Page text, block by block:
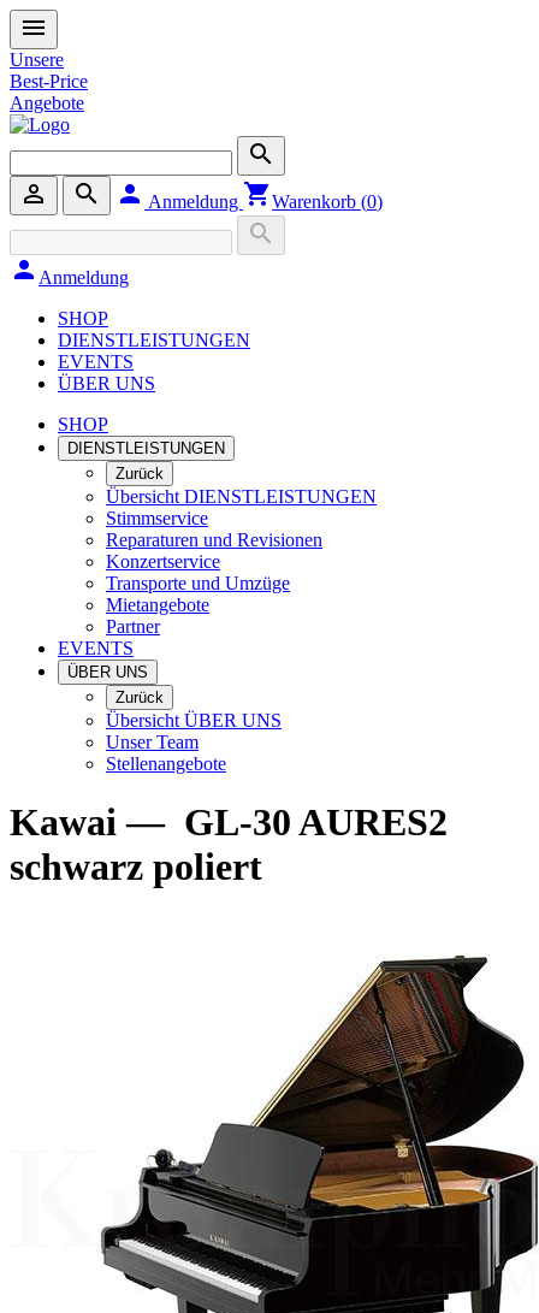
menu
Unsere
Best-Price
Angebote
search
person_outline
search person Anmeldung shopping_cartWarenkorb (0)
search
person Anmeldung
SHOP
DIENSTLEISTUNGEN
EVENTS
ÜBER UNS
SHOP
DIENSTLEISTUNGEN
Zurück
Übersicht DIENSTLEISTUNGEN
Stimmservice
Reparaturen und Revisionen
Konzertservice
Transporte und Umzüge
Mietangebote
Partner
EVENTS
ÜBER UNS
Zurück
Übersicht ÜBER UNS
Unser Team
Stellenangebote
Kawai— GL-30 AURES2
schwarz poliert